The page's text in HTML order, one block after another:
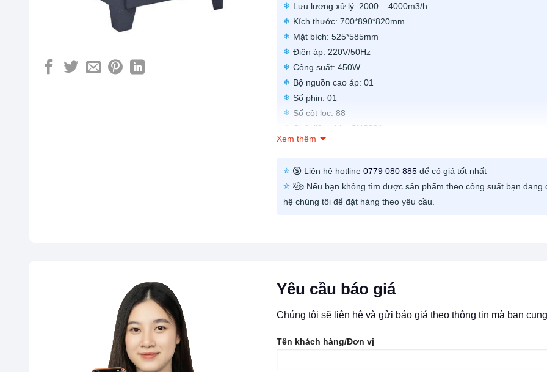
Lưu lượng xử lý: 2000 – 4000m3/h
Kích thước: 700*890*820mm
Mặt bích: 525*585mm
Điện áp: 220V/50Hz
Công suất: 450W
Bộ nguồn cao áp: 01
Số phin: 01
Số cột lọc: 88
Chất liệu phin: SUS201
Chất liệu vỏ: Thép sơn tĩnh điện
Giao hàng: Toàn Quốc
Hỗ trợ kỹ thuật: Có
Xuất xứ: Việt Nam
Xem thêm
Liên hệ hotline 0779 080 885để có giá tốt nhất
Nếu bạn không tìm được sản phẩm theo công suất bạn đang
hệ chúng tôi để đặt hàng theo yêu cầu.
Yêu cầu báo giá
Chúng tôi sẽ liên hệ và gửi báo giá theo thông tin mà bạn
Tên khách hàng/Đơn vị